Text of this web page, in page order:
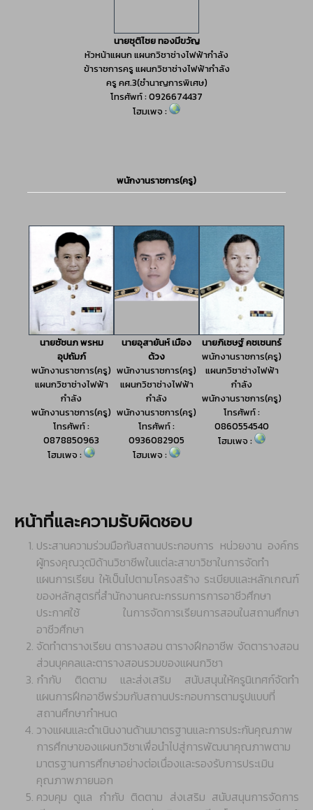
หน้าที่และความรับผิดชอบ
ประสานความร่วมมือกับสถานประกอบการ หน่วยงาน องค์กร
ผู้ทรงคุณวุฒิด้านวิชาชีพในแต่ละสาขาวิชาในการจัดทำ
แผนการเรียน ให้เป็นไปตามโครงสร้าง ระเบียบและหลักเกณฑ์
ของหลักสูตรที่สำนักงานคณะกรรมการการอาชีวศึกษา
ประกาศใช้ ในการจัดการเรียนการสอนในสถานศึกษา
อาชีวศึกษา
จัดทำตารางเรียน ตารางสอน ตารางฝึกอาชีพ จัดตารางสอน
ส่วนบุคคลและตารางสอนรวมของแผนกวิชา
กำกับ ติดตาม และส่งเสริม สนับสนุนให้ครูนิเทศก์จัดทำ
แผนการฝึกอาชีพร่วมกับสถานประกอบการตามรูปแบบที่
สถานศึกษากำหนด
วางแผนและดำเนินงานด้านมาตรฐานและการประกันคุณภาพ
การศึกษาของแผนกวิชาเพื่อนำไปสู่การพัฒนาคุณภาพตาม
มาตรฐานการศึกษาอย่างต่อเนื่องและรองรับการประเมิน
คุณภาพภายนอก
ควบคุม ดูแล กำกับ ติดตาม ส่งเสริม สนับสนุนการจัดการ